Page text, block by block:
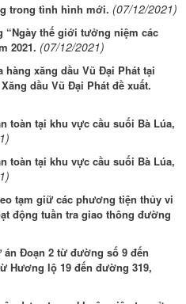
trong tình hình mới. (07/12/2021)
“Ngày thế giới tưởng niệm các
2021. (07/12/2021)
xăng dầu Vũ Đại Phát tại
dầu Vũ Đại Phát đề xuất.
toàn tại khu vực cầu suối Bà Lúa,
toàn tại khu vực cầu suối Bà Lúa,
tạm giữ các phương tiện thủy vi
động tuần tra giao thông đường
Đoạn 2 từ đường số 9 đến
Hương lộ 19 đến đường 319,